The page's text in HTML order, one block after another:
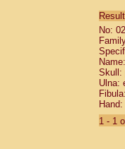
No:
Skull:
Ulna:
1 - 1